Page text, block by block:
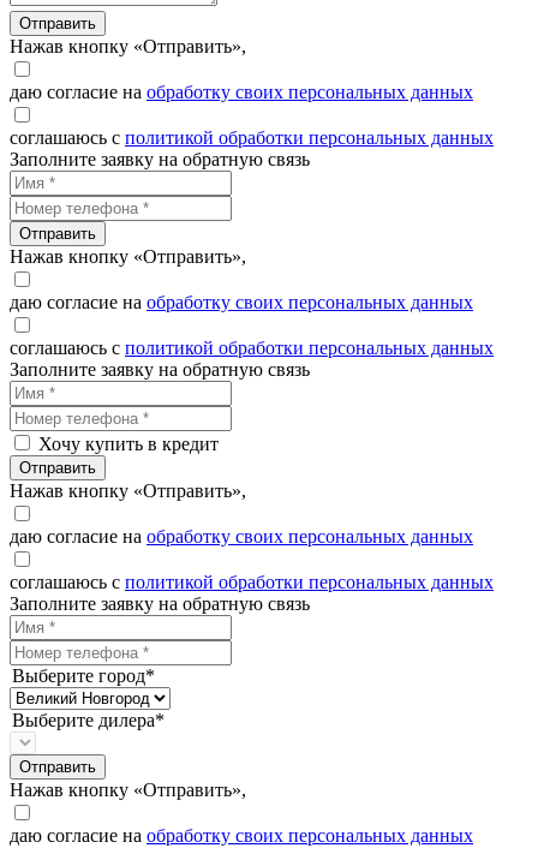
Отправить
Нажав кнопку «Отправить»,
даю согласие на обработку своих персональных данных
соглашаюсь с политикой обработки персональных данных
Заполните заявку на обратную связь
Отправить
Нажав кнопку «Отправить»,
даю согласие на обработку своих персональных данных
соглашаюсь с политикой обработки персональных данных
Заполните заявку на обратную связь
Хочу купить в кредит
Отправить
Нажав кнопку «Отправить»,
даю согласие на обработку своих персональных данных
соглашаюсь с политикой обработки персональных данных
Заполните заявку на обратную связь
Выберите город*
Выберите дилера*
Отправить
Нажав кнопку «Отправить»,
даю согласие на обработку своих персональных данных